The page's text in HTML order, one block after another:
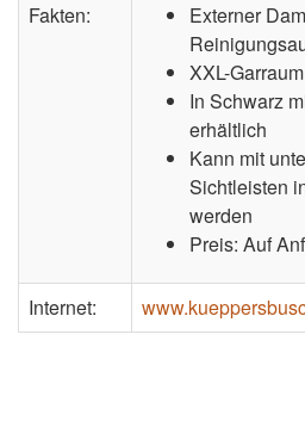
Fakten:
Externer
XXL-Garraum
In Schwarz
erhältlich
Kann mit
Sichtleisten
werden
Preis: Auf
Internet: